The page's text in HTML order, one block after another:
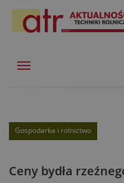
Gospodarka i rolnictwo
Ceny bydła